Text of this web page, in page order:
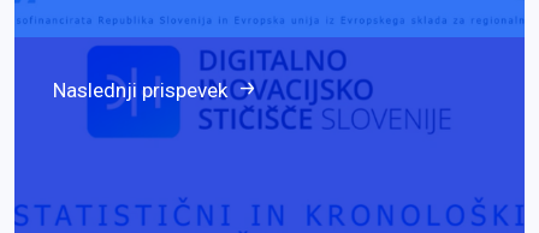
Naslednji prispevek